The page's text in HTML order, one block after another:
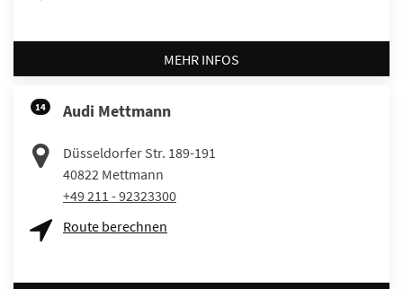
MEHR INFOS
14 Audi Mettmann
Düsseldorfer Str. 189-191
40822 Mettmann
+49 211 - 92323300
Route berechnen